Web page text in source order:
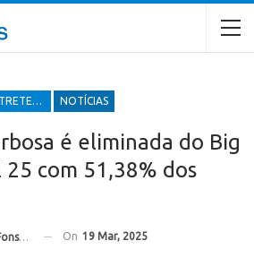
EVENTOS E ENTRETENIMENTOS NOTÍCIAS
é eliminada do Big
com 51,38% dos
On 19 Mar, 2025